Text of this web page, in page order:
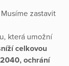
Musíme zastavit
která umožní
celkovou
ochrání